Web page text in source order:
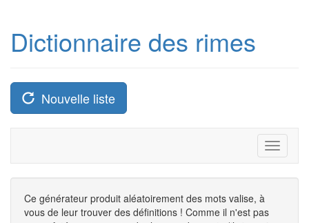
Dictionnaire des rimes
Nouvelle liste
Toggle
Ce générateur produit aléatoirement des mots valise, à
vous de leur trouver des définitions ! Comme il n'est pas